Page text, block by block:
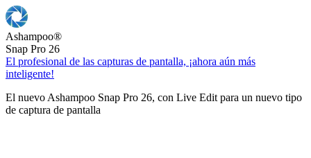
Ashampoo®
Snap Pro 26
El profesional de las capturas de pantalla, ¡ahora aún más
inteligente!
El nuevo Ashampoo Snap Pro 26, con Live Edit para un nuevo tipo
de captura de pantalla